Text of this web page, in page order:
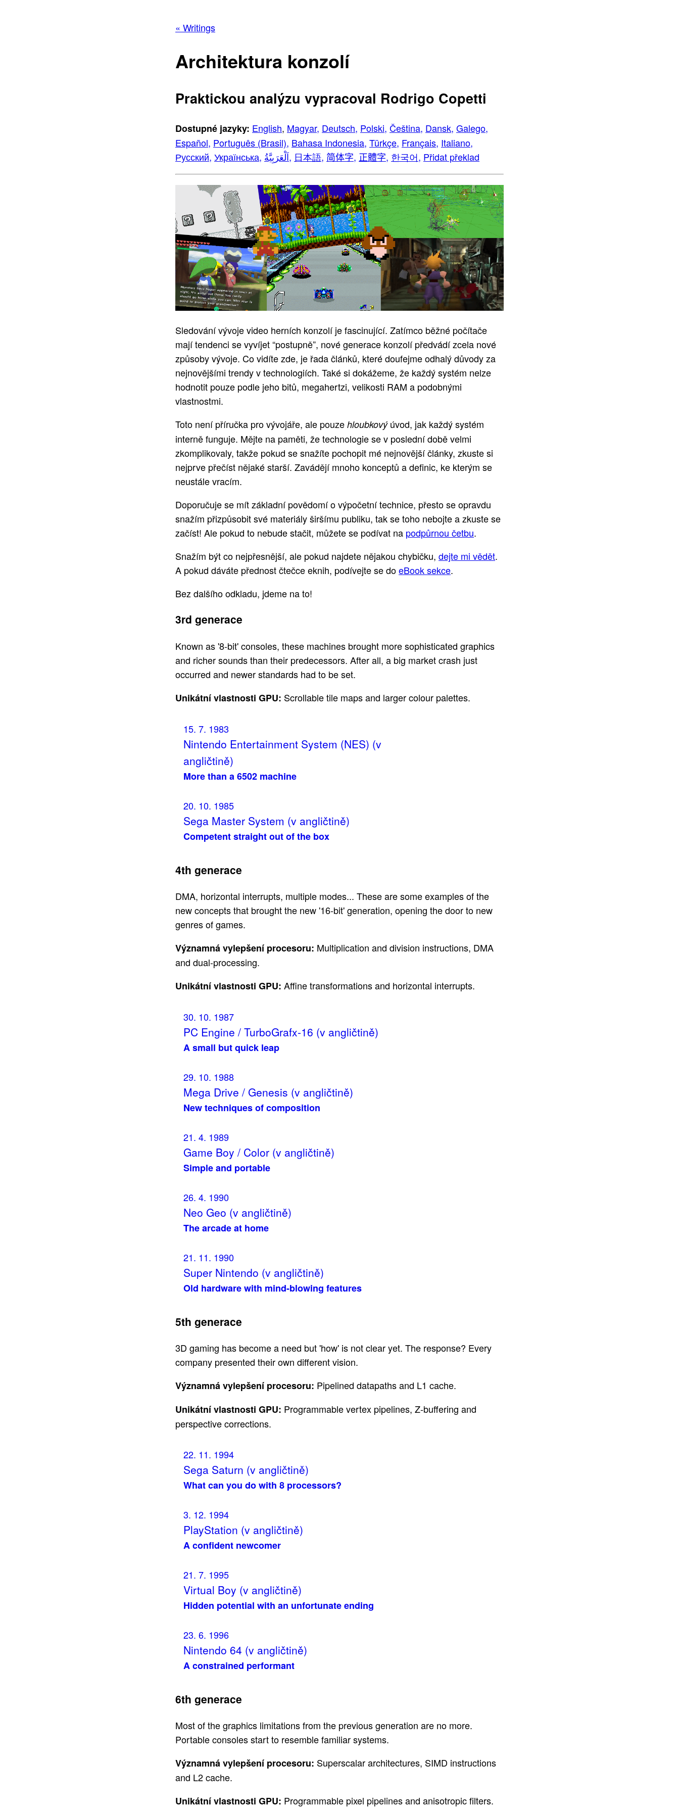
« Writings
Architektura konzolí
Praktickou analýzu vypracoval Rodrigo Copetti
Dostupné jazyky: English, Magyar, Deutsch, Polski, Čeština, Dansk, Galego,
Español, Português (Brasil), Bahasa Indonesia, Türkçe, Français, Italiano,
Русский, Українська, اَلْعَرَبِيَّةُ, 日本語, 简体字, 正體字, 한국어, Přidat překlad
Sledování vývoje video herních konzolí je fascinující. Zatímco běžné počítače
mají tendenci se vyvíjet “postupně”, nové generace konzolí předvádí zcela nové
způsoby vývoje. Co vidíte zde, je řada článků, které doufejme odhalý důvody za
nejnovějšími trendy v technologiích. Také si dokážeme, že každý systém nelze
hodnotit pouze podle jeho bitů, megahertzi, velikosti RAM a podobnými
vlastnostmi.
Toto není příručka pro vývojáře, ale pouze hloubkovýúvod, jak každý systém
interně funguje. Mějte na paměti, že technologie se v poslední době velmi
zkomplikovaly, takže pokud se snažíte pochopit mé nejnovější články, zkuste si
nejprve přečíst nějaké starší. Zavádějí mnoho konceptů a definic, ke kterým se
neustále vracím.
Doporučuje se mít základní povědomí o výpočetní technice, přesto se opravdu
snažím přizpůsobit své materiály širšímu publiku, tak se toho nebojte a zkuste se
začíst! Ale pokud to nebude stačit, můžete se podívat na podpůrnou četbu.
Snažím být co nejpřesnější, ale pokud najdete nějakou chybičku, dejte mi vědět.
A pokud dáváte přednost čtečce eknih, podívejte se doeBook sekce.
Bez dalšího odkladu, jdeme na to!
3rd generace
Known as '8-bit' consoles, these machines brought more sophisticated graphics
and richer sounds than their predecessors. After all, a big market crash just
occurred and newer standards had to be set.
Unikátní vlastnosti GPU: Scrollable tile maps and larger colour palettes.
15. 7. 1983
Nintendo Entertainment System (NES) (v
angličtině)
More than a 6502 machine
20. 10. 1985
Sega Master System (v angličtině)
Competent straight out of the box
4th generace
DMA, horizontal interrupts, multiple modes... These are some examples of the
new concepts that brought the new '16-bit' generation, opening the door to new
genres of games.
Významná vylepšení procesoru: Multiplication and division instructions, DMA
and dual-processing.
Unikátní vlastnosti GPU: Affine transformations and horizontal interrupts.
30. 10. 1987
PC Engine / TurboGrafx-16 (v angličtině)
A small but quick leap
29. 10. 1988
Mega Drive / Genesis (v angličtině)
New techniques of composition
21. 4. 1989
Game Boy / Color (v angličtině)
Simple and portable
26. 4. 1990
Neo Geo (v angličtině)
The arcade at home
21. 11. 1990
Super Nintendo (v angličtině)
Old hardware with mind-blowing features
5th generace
3D gaming has become a need but 'how' is not clear yet. The response? Every
company presented their own different vision.
Významná vylepšení procesoru: Pipelined datapaths and L1 cache.
Unikátní vlastnosti GPU: Programmable vertex pipelines, Z-buffering and
perspective corrections.
22. 11. 1994
Sega Saturn (v angličtině)
What can you do with 8 processors?
3. 12. 1994
PlayStation (v angličtině)
A confident newcomer
21. 7. 1995
Virtual Boy (v angličtině)
Hidden potential with an unfortunate ending
23. 6. 1996
Nintendo 64 (v angličtině)
A constrained performant
6th generace
Most of the graphics limitations from the previous generation are no more.
Portable consoles start to resemble familiar systems.
Významná vylepšení procesoru: Superscalar architectures, SIMD instructions
and L2 cache.
Unikátní vlastnosti GPU: Programmable pixel pipelines and anisotropic filters.